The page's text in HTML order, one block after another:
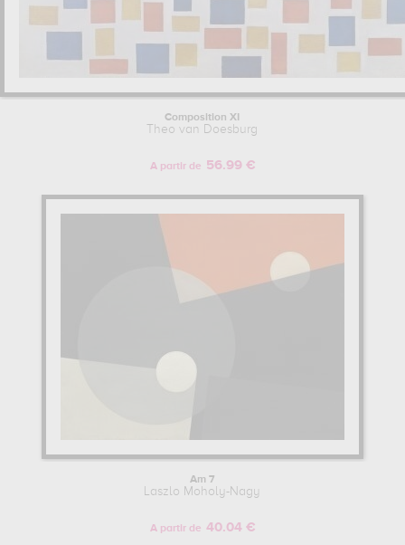
Composition XI
Theo van Doesburg
A partir de 56.99 €
Am 7
Laszlo Moholy-Nagy
A partir de 40.04 €